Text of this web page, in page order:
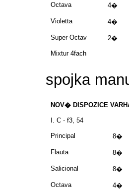
Octava 4�
Violetta 4�
Super Octav 2�
Mixtur 4fach
spojka
NOV� DISPOZICE
I. C - f3, 54
Principal 8�
Flauta 8�
Salicional 8�
Octava 4�